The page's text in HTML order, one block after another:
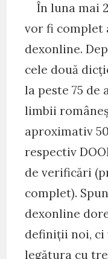
În luna mai
vor fi complet
dexonline.
cele două
la peste 75 de
limbii
aproximativ
respectiv
de verificări
complet).
dexonline
definiții noi, ci
legătura cu